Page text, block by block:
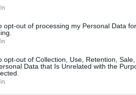
opt-out of processing my Personal Data
opt-out of Collection, Use, Retention,
Data that Is Unrelated with the
Πάνω από 400
δέκα ημέρες – «Το
σε αμέλεια»